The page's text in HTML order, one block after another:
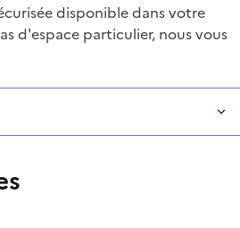
disponible dans votre
d'espace particulier, nous vous